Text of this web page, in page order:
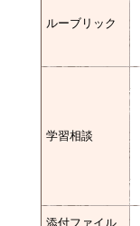
ルーブリック
学習相談
添付ファイル